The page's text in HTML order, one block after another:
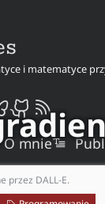
i matematyce
O mnie
przez DALL-E.